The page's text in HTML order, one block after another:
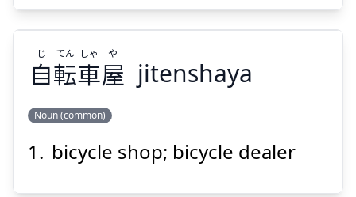
Show answer
Suspend
自
転
車
屋
じ
てん
しゃ
や
自転車屋
じ てん しゃ や
jitenshaya
Noun (common)
bicycle shop; bicycle dealer